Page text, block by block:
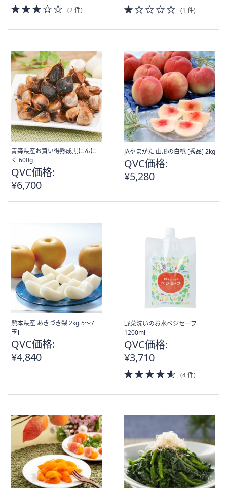
3.0
of
(2 件)
1.0
of
(1 件)
青森県産お買い得熟成黒にんに
く 600g
QVC価格:
¥6,700
JAやまがた 山形の白桃 [秀品] 2kg
QVC価格:
¥5,280
熊本県産 あきづき梨 2kg[5〜7
玉]
QVC価格:
¥4,840
野菜洗いのお水ベジセーフ
1200ml
QVC価格:
¥3,710
4.5
of
(4 件)